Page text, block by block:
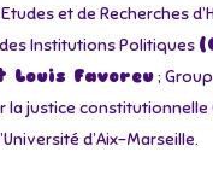
et de Recherches
Institutions Politiques
Favoreu;
la justice constitutionnelle
d’Aix-Marseille.